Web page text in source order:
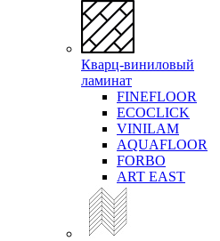
Кварц-виниловый
ламинат
FINEFLOOR
ECOCLICK
VINILAM
AQUAFLOOR
FORBO
ART EAST